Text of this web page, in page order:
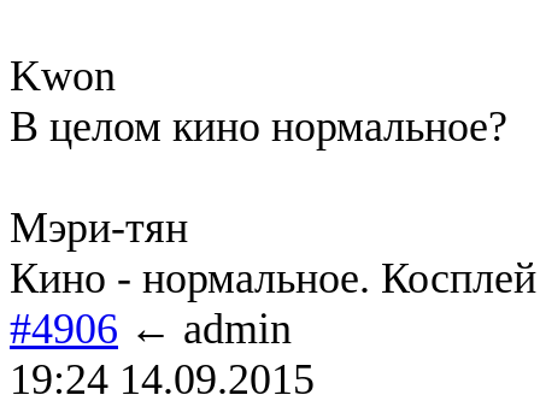
Kwon
В целом кино нормальное?
Мэри-тян
Кино - нормальное.
#4906 ← admin
19:24 14.09.2015